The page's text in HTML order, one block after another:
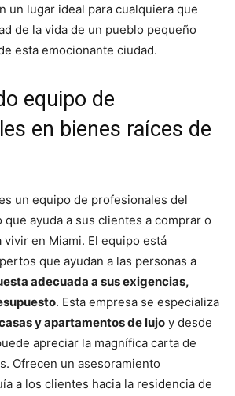
un lugar ideal para cualquiera que
de la vida de un pueblo pequeño
esta emocionante ciudad.
equipo de
en bienes raíces de
un equipo de profesionales del
ayuda a sus clientes a comprar o
vivir en Miami. El equipo está
que ayudan a las personas a
adecuada a sus exigencias,
. Esta empresa se especializa
y apartamentos de lujo y desde
apreciar la magnífica carta de
Ofrecen un asesoramiento
a los clientes hacia la residencia de